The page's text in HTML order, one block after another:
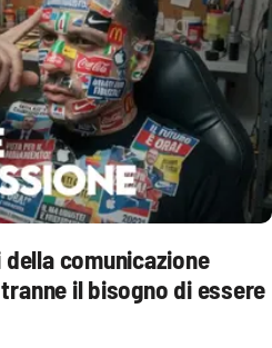
comunicazione
il bisogno di essere